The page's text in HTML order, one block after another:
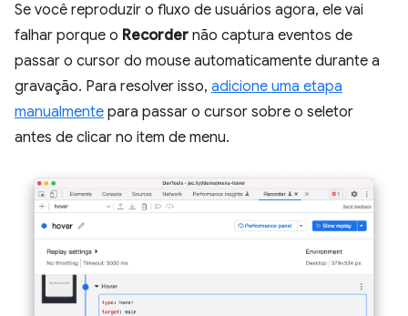
Se você reproduzir o fluxo de usuários agora, ele vai
falhar porque o Recorder não captura eventos de
passar o cursor do mouse automaticamente durante a
gravação. Para resolver isso, adicione uma etapa
manualmente para passar o cursor sobre o seletor
antes de clicar no item de menu.